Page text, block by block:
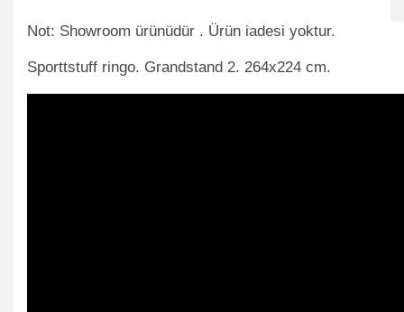
Not: Showroom ürünüdür . Ürün iadesi yoktur.
Sporttstuff ringo. Grandstand 2. 264x224 cm.